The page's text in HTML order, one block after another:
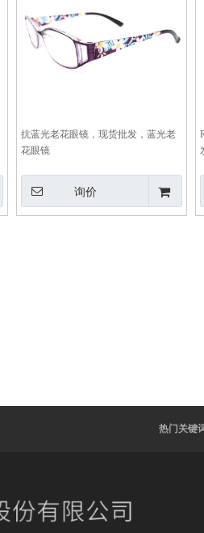
抗蓝光老花眼镜，现货批发，蓝光老
花眼镜
询价
热门关键